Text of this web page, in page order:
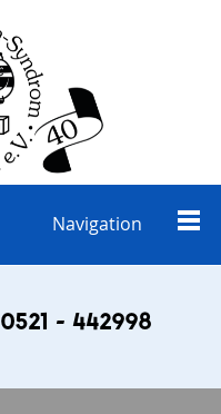
Navigation
- 442998